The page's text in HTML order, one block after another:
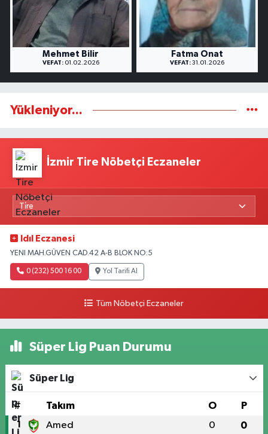
Mehmet Bilir
VEFAT:01.02.2026
Fatma Onat
VEFAT: 31.01.2026
Yükleniyor...
İzmir Tire Nöbetçi Eczaneler
Idıl Eczanesi
YENI MAH.GÜVEN CAD.42 A-B BLOK NO:5
0 (232) 500 16 00 Yol Tarifi Al
Tüm Nöbetçi Eczaneler
Süper Lig Puan Durumu
Süper Lig
# Takım O P
1 Amed 0 0